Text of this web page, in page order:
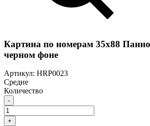
Картина по номерам 35х88
черном фоне
Артикул: HRP0023
Средне
Количество
-
+